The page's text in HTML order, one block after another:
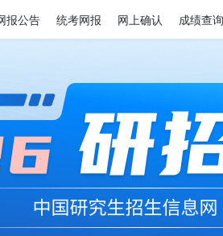
报公告 统考网报 网上确认 成绩查询